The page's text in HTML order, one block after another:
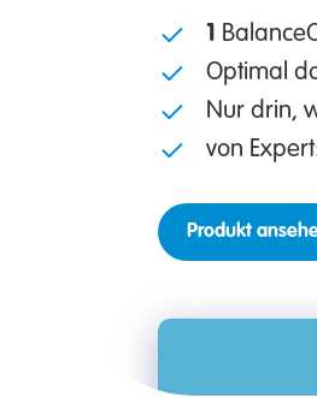
1
Optimal
Nur drin,
von
Produkt